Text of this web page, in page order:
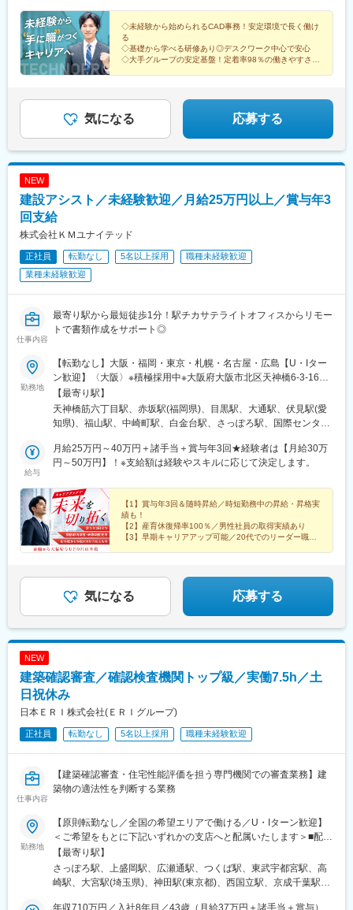
賀、兵庫、奈良、和歌山 東海／愛知、静岡、三重、岐阜 中国・四
国／鳥取、島根、岡山、広島、山口、徳島、香川、高知、愛媛 九
州／福岡、佐賀、長崎、熊本、大分、宮崎、鹿児島、沖縄＜交通
＞各プロジェクト先により異なります。※基本的に現場へは直行直
帰。※自動車通勤OKのプロジェクトあり※通勤圏内の希望を最大限
駅、牛久駅、古河駅、鹿島神宮駅、取手駅、妹尾駅、岡山駅前
駅、大元駅、宇野駅、児島駅、茶屋町駅、牧志駅、壺川駅、小禄
駅、石嶺駅、赤嶺駅、古島駅、一ノ関駅、雫石駅、仙北町駅、盛
駅、大釜駅、二戸駅、新鵜沼駅、西岐阜駅、穂積駅、中津川駅、
土岐市駅、美濃太田駅、延岡駅、南延岡駅、運動公園駅(宮崎県)、
陸前白沢駅、美田園駅、杜せきのした駅、宇治駅(奈良線)、トロッ
コ嵯峨駅、出町柳駅、京阪山科駅、嵐山駅(阪急線)、祇園四条駅、
駅、けやき台駅、弥生が丘駅、東唐津駅、和多田駅、鉄道博物館
駅、南浦和駅、浦和美園駅、籠原駅、八木崎駅、東川口駅、近鉄
四日市駅、富田駅(三重県)、四日市駅、志摩神明駅、伊勢中川駅、
駅、高畠駅、下関駅、岩国駅、湯ノ峠駅、目出駅、新南陽駅、周
防花岡駅、塩山駅、竜王駅、猿橋駅、身延駅、韮崎駅、富士山
島県)、鹿児島中央駅前駅、霧島神宮駅、象潟駅、森岳駅、土崎
駅、角館駅、田沢湖駅、能代駅、東三条駅、糸魚川駅、まつだい
石川町駅、向ケ丘遊園駅、新丸子駅、弘前駅、七戸十和田駅、鰺
ケ沢駅、新青森駅、田舎館駅、八戸駅、掛川駅、長沼駅(静岡県)、
藤枝駅、来宮駅、本吉原駅、富士駅、羽咋駅、四十万駅、笠師保
駅、曽谷駅、鶴来駅、井口駅(石川県)、我孫子駅、佐倉駅、蘇我
駅、船橋駅、大網駅、茂原駅、今池駅(大阪府)、大阪城公園駅、な
んば駅(地下鉄)、淀屋橋駅、鶴橋駅、十三駅、佐伯駅、大在駅、東
中津駅、日田駅、天ケ瀬駅、亀川駅、愛野駅、諏訪駅、現川駅、
西浜町駅、島原駅、市布駅、穂高駅、駒ケ根駅、姨捨駅、野辺山
駅、川路駅、信濃森上駅、倉吉駅、生山駅、根雨駅、若桜駅、伯
原駅、雲州平田駅、亀嵩駅、汐留駅、日暮里駅(舎人ライナー)、末
広町駅(東京都)、北千住駅、浅草駅、押上駅、阿波橘駅、西原駅
(徳島県)、阿南駅、牟岐駅、阿波池田駅、板野駅、岡本駅(栃木
県)、宝積寺駅、佐野駅、間々田駅、那須塩原駅、下今市駅、田原
本駅、畝傍御陵前駅、鳥居前駅、郡山駅(奈良県)、平端駅、信貴山
ルパークホテル富山前、三国港駅、鯖江駅、小浜駅、越前大野
駅、森田駅、花堂駅、行橋駅、新宮中央駅、二日市駅、西鉄香椎
駅、中洲川端駅、福岡空港駅(鉄道)、湯本駅、泉駅(常磐線)、新白
河駅、湯野上温泉駅、原ノ町駅、福島学院前駅、三宮駅(神戸新交
通)、尼崎駅(東海道本線)、宝塚駅、中山寺駅、中八木駅、明石
斗駅、九度山駅、岩出駅、御坊駅、新宮駅、加太駅(和歌山県)、和
歌山大学前駅、立会川駅、王子神谷駅、赤羽駅、乃木坂駅、千葉
中央駅、新宿西口駅、新高島駅、新静岡駅、北鉄金沢駅、丸の内
駅(愛知県)、大須観音駅、名鉄名古屋駅、矢田駅(愛知県)、ＪＲ松
山駅前駅、港山駅、岡山駅、安里駅、奥武山公園駅、田茂山駅、
鵜沼駅、名取駅、宇治駅(京阪線)、嵯峨嵐山駅、元田中駅、山科
駅、嵐電嵯峨駅、京都河原町駅、新水前寺駅、人吉温泉駅、中央
前橋駅、新白島駅、琴電志度駅、栗林駅、高松駅(香川県)、春日部
駅、あすなろう四日市駅、近鉄富田駅、石山駅、大津京駅、膳所
駅、中洲通駅、高見橋駅、伊勢佐木長者町駅、馬車道駅、登戸
駅、萩ノ茶屋駅、大阪ビジネスパーク駅、大阪難波駅、なにわ橋
駅、大阪上本町駅、新地中華街駅、新橋駅、西日暮里駅、秋葉原
駅、牛田駅(東京都)、蔵前駅、とうきょうスカイツリー駅、今市
駅、西田原本駅、生駒駅、王寺駅、新魚津駅、インテック本社前
駅、サンドーム西駅、越前花堂駅、紫駅、香椎駅、呉服町駅(福岡
1,000円＋賞与年2回（計2ヶ月分）※固定残業なし(2)月給26万
5,000円＋賞与なし（一律支給の業績手当6万6,200円を含む）※固
定残業なし(3)月給29万5,675円＋賞与なし（一律支給の業績手当6
万6,200円＋固定残業手当15時間分／3万675円を含む※超過分は別
途支給）▼(3)の場合の社内研修中の給与月給26万5,000円＋賞与
年収例350万円（25歳／入社1年）473万円（35歳／入社3年）
652万円（39歳／入社8年）
◇未経験から始められるCAD事務！安定環境で長く働け
る
◇基礎から学べる研修あり◎デスクワーク中心で安心
◇大手グループの安定基盤！定着率98％の働きやすさ
気になる 応募する
NEW
建設アシスト／未経験歓迎／月給25万円以上／賞与年3
回支給
株式会社ＫＭユナイテッド
正社員 転勤なし 5名以上採用
職種未経験歓迎
業種未経験歓迎
仕事内容
最寄り駅から最短徒歩1分！駅チカサテライトオフィスからリモー
トで書類作成をサポート◎
勤務地
【転勤なし】大阪・福岡・東京・札幌・名古屋・広島【U・Iター
ン歓迎】〈大阪〉※積極採用中※大阪府大阪市北区天神橋6-3-16
朝日生命天六ビル5階（各線「天神橋筋六丁目駅」から徒歩1分）
＜福岡＞※積極採用中※福岡県福岡市中央区赤坂1-12-2 赤坂高貴
ビル202（地下鉄空港線「赤坂駅」から徒歩2分）〈東京〉※積極
黒駅」から徒歩5分）＜札幌＞北海道札幌市中央区北１条西2-
11（大通駅から徒歩3分、札幌駅から徒歩10分）＜名古屋＞愛知
より徒歩4分）＜広島＞広島県福山市西町1-1-1 エフピコRiMふ
くやま1階（JR線「福山駅」より徒歩7分）
【最寄り駅】
天神橋筋六丁目駅、赤坂駅(福岡県)、目黒駅、大通駅、伏見駅(愛
知県)、福山駅、中崎町駅、白金台駅、さっぽろ駅、国際センター
給与
月給25万円～40万円＋諸手当＋賞与年3回★経験者は【月給30万
円～50万円】！※支給額は経験やスキルに応じて決定します。
【1】賞与年3回＆随時昇給／時短勤務中の昇給・昇格実
績も！
【2】産育休復帰率100％／男性社員の取得実績あり
【3】早期キャリアアップ可能／20代でのリーダー職昇
気になる 応募する
NEW
建築確認審査／確認検査機関トップ級／実働7.5h／土
日祝休み
日本ＥＲＩ株式会社(ＥＲＩグループ)
正社員 転勤なし 5名以上採用 職種未経験歓迎
仕事内容
【建築確認審査・住宅性能評価を担う専門機関での審査業務】建
築物の適法性を判断する業務
勤務地
【原則転勤なし／全国の希望エリアで働ける／U・Iターン歓迎】
＜ご希望をもとに下記いずれかの支店へと配属いたします＞■配属
支店札幌：北海道札幌市盛岡：岩手県盛岡市仙台：宮城県仙台市
つくば：茨城県つくば市宇都宮：栃木県宇都宮市高崎：群馬県高
崎市さいたま：埼玉県さいたま市東京：東京都千代田区立川：東
県新潟市長野：長野県長野市松本：長野県松本市金沢：石川県金
【最寄り駅】
さっぽろ駅、上盛岡駅、広瀬通駅、つくば駅、東武宇都宮駅、高
崎駅、大宮駅(埼玉県)、神田駅(東京都)、西国立駅、京成千葉駅、
年収710万円／入社8年目／43歳（月給37万円＋諸手当＋賞与）